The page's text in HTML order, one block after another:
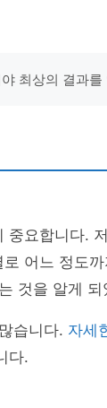
최상의 결과를
중요합니다.
어느 정도
것을 알게 되
습니다. 자세
다.